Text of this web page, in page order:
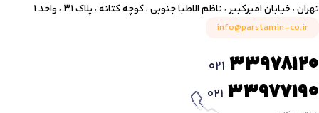
تهران ، خیابان امیرکبیر ، ناظم الاطبا جنوبی ، کوچه کتانه ، پلاک ۳۱ ، واحد ۱
info@parstamin-co.ir
021 33978120
021 33977190